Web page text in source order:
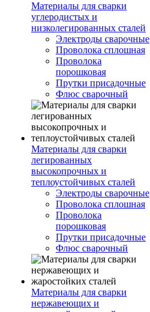
Материалы для сварки
углеродистых и
низколегированных сталей
Электроды сварочные
Проволока сплошная
Проволока
порошковая
Прутки присадочные
Флюс сварочный
Материалы для сварки
легированных
высокопрочных и
теплоустойчивых сталей
Электроды сварочные
Проволока сплошная
Проволока
порошковая
Прутки присадочные
Флюс сварочный
Материалы для сварки
нержавеющих и